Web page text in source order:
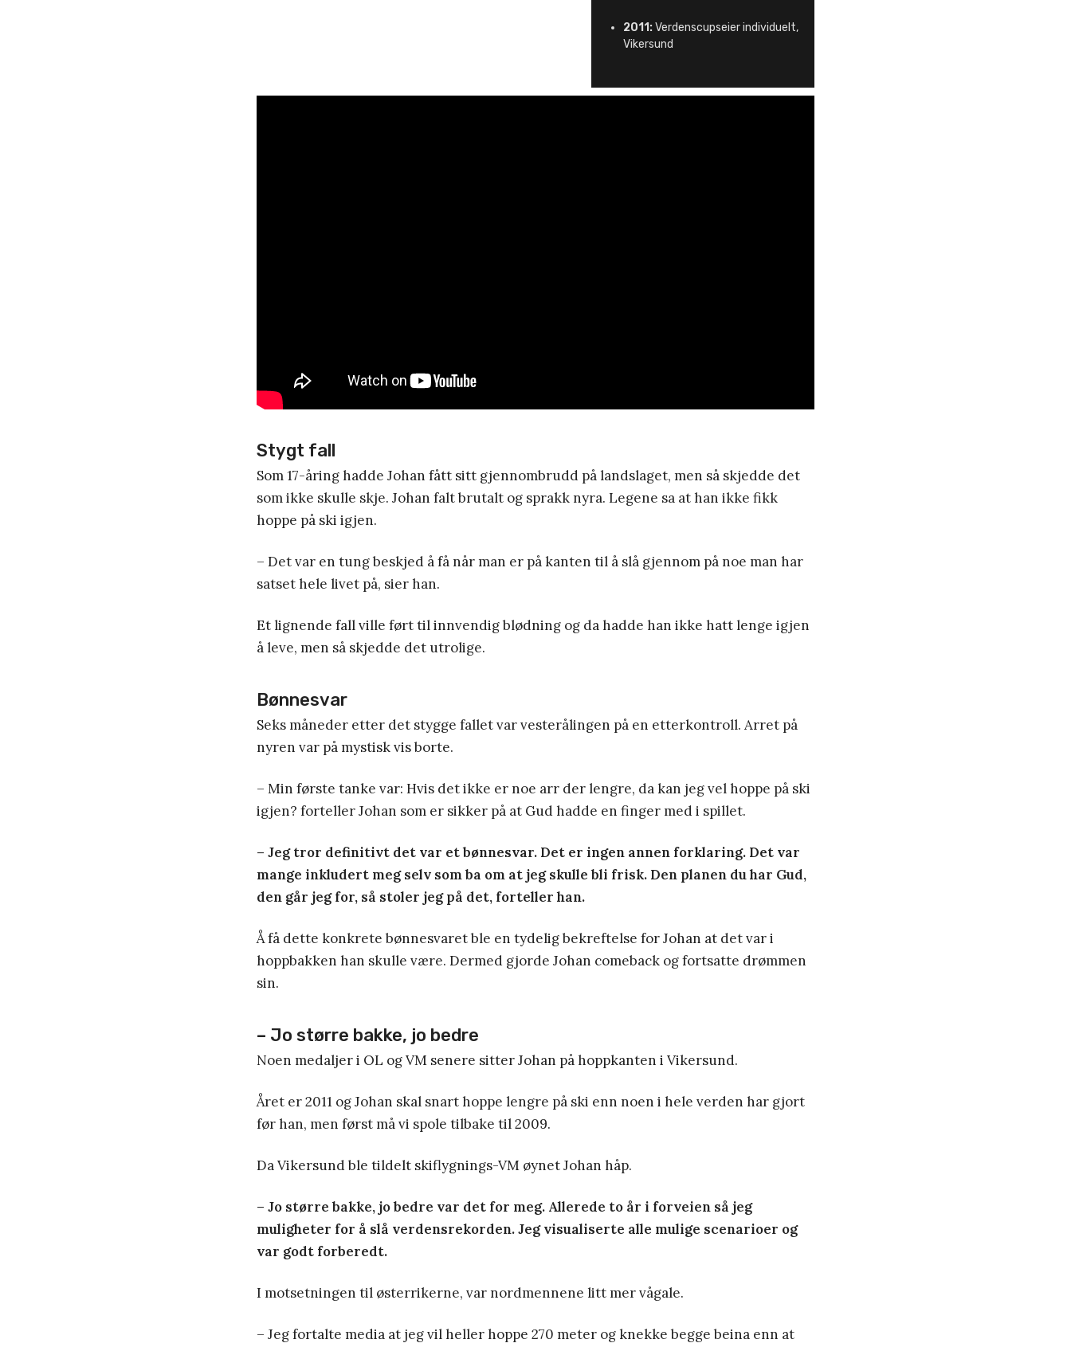
2011:Verdenscupseier individuelt,
Vikersund
Stygt fall
Som 17-åring hadde Johan fått sitt gjennombrudd på landslaget, men så skjedde det
som ikke skulle skje. Johan falt brutalt og sprakk nyra. Legene sa at han ikke fikk
hoppe på ski igjen.
– Det var en tung beskjed å få når man er på kanten til å slå gjennom på noe man har
satset hele livet på, sier han.
Et lignende fall ville ført til innvendig blødning og da hadde han ikke hatt lenge igjen
å leve, men så skjedde det utrolige.
Bønnesvar
Seks måneder etter det stygge fallet var vesterålingen på en etterkontroll. Arret på
nyren var på mystisk vis borte.
– Min første tanke var: Hvis det ikke er noe arr der lengre, da kan jeg vel hoppe på ski
igjen? forteller Johan som er sikker på at Gud hadde en finger med i spillet.
– Jeg tror definitivt det var et bønnesvar. Det er ingen annen forklaring. Det var
mange inkludert meg selv som ba om at jeg skulle bli frisk. Den planen du har Gud,
den går jeg for, så stoler jeg på det, forteller han.
Å få dette konkrete bønnesvaret ble en tydelig bekreftelse for Johan at det var i
hoppbakken han skulle være. Dermed gjorde Johan comeback og fortsatte drømmen
sin.
– Jo større bakke, jo bedre
Noen medaljer i OL og VM senere sitter Johan på hoppkanten i Vikersund.
Året er 2011 og Johan skal snart hoppe lengre på ski enn noen i hele verden har gjort
før han, men først må vi spole tilbake til 2009.
Da Vikersund ble tildelt skiflygnings-VM øynet Johan håp.
– Jo større bakke, jo bedre var det for meg. Allerede to år i forveien så jeg
muligheter for å slå verdensrekorden. Jeg visualiserte alle mulige scenarioer og
var godt forberedt.
I motsetningen til østerrikerne, var nordmennene litt mer vågale.
– Jeg fortalte media at jeg vil heller hoppe 270 meter og knekke begge beina enn at